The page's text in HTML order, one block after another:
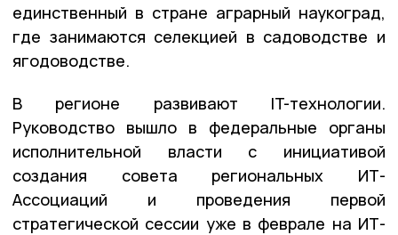
единственный в стране аграрный наукоград,
где занимаются селекцией в садоводстве и
ягодоводстве.
В регионе развивают IT-технологии.
Руководство вышло в федеральные органы
исполнительной власти с инициативой
создания совета региональных ИТ-
Ассоциаций и проведения первой
стратегической сессии уже в феврале на ИТ-